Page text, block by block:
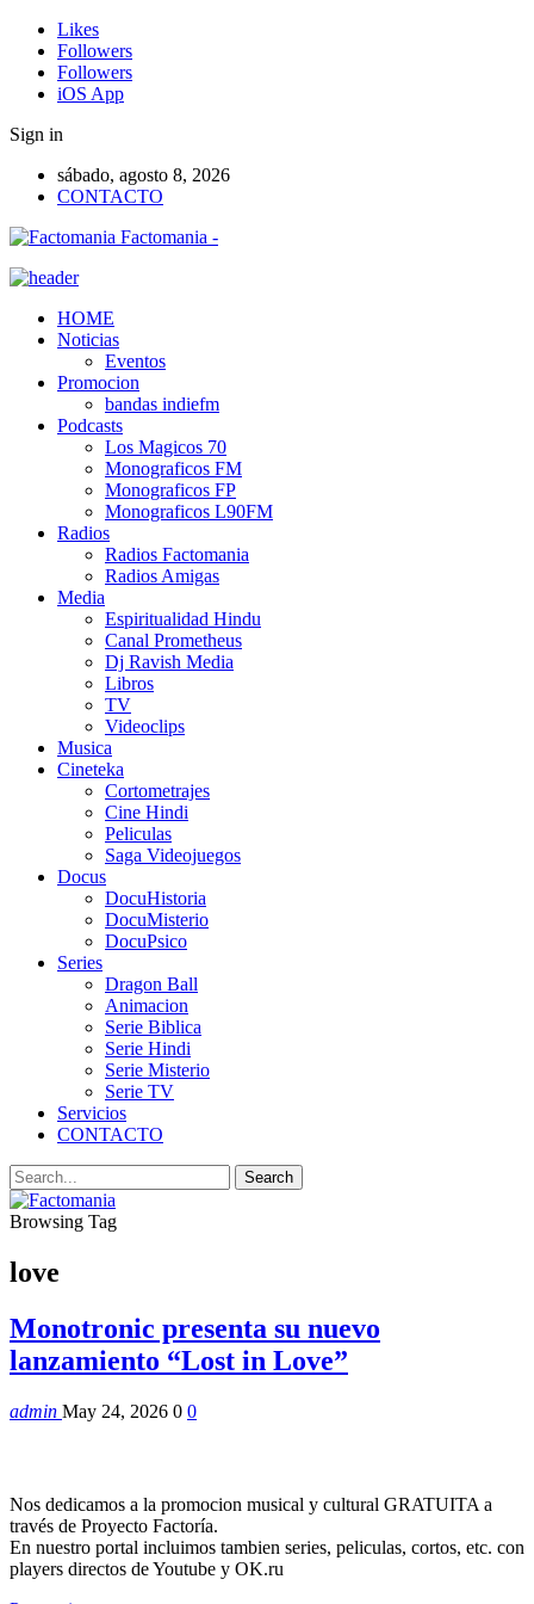
Likes
Followers
Followers
iOS App
Sign in
sábado, agosto 8, 2026
CONTACTO
Factomania -
HOME
Noticias
Eventos
Promocion
bandas indiefm
Podcasts
Los Magicos 70
Monograficos FM
Monograficos FP
Monograficos L90FM
Radios
Radios Factomania
Radios Amigas
Media
Espiritualidad Hindu
Canal Prometheus
Dj Ravish Media
Libros
TV
Videoclips
Musica
Cineteka
Cortometrajes
Cine Hindi
Peliculas
Saga Videojuegos
Docus
DocuHistoria
DocuMisterio
DocuPsico
Series
Dragon Ball
Animacion
Serie Biblica
Serie Hindi
Serie Misterio
Serie TV
Servicios
CONTACTO
Browsing Tag
love
Monotronic presenta su nuevo
lanzamiento “Lost in Love”
admin May 24, 2026 0 0
Nos dedicamos a la promocion musical y cultural GRATUITA a
través de Proyecto Factoría.
En nuestro portal incluimos tambien series, peliculas, cortos, etc. con
players directos de Youtube y OK.ru